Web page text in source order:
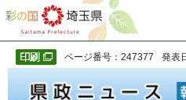
彩の国 埼玉県
ページ番号：247377 発表